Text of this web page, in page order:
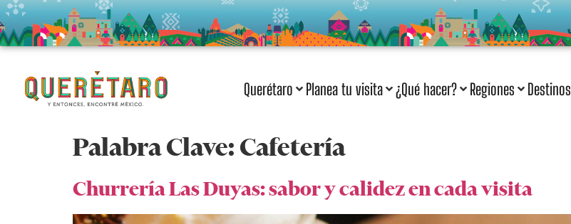
Querétaro Planea tu visita ¿Qué hacer? Regiones Destinos
Palabra Clave: Cafetería
Churrería Las Duyas: sabor y calidez en cada visita